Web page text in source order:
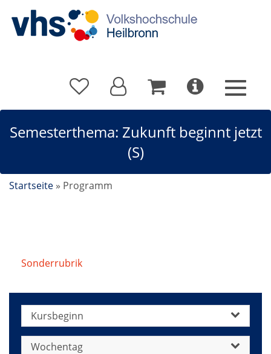
Semesterthema: Zukunft beginnt jetzt
(S)
Startseite » Programm
Sonderrubrik
Kursbeginn
Wochentag